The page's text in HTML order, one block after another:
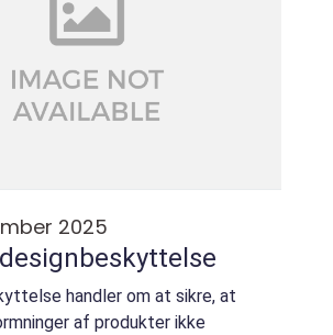
2025
handler om at sikre, at
af produkter ikke